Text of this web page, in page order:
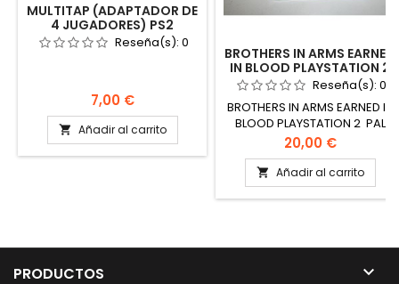
MULTITAP (ADAPTADOR DE
4 JUGADORES) PS2
Reseña(s): 0
Precio
7,00 €
 Añadir al carrito
BROTHERS IN ARMS EARNED
IN BLOOD PLAYSTATION 2
Reseña(s): 0
BROTHERS IN ARMS EARNED IN
BLOOD PLAYSTATION 2 PAL
ESPAÑA NUEVO Y
PRECINTADO
Precio
20,00 €
 Añadir al carrito
PRODUCTOS 